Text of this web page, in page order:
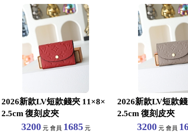
2026新款LV短款錢夾 11×8×
2.5cm 復刻皮夾
3200元 會員 1685元
2026新款LV短款
2.5cm 復刻皮夾
3200元 會員